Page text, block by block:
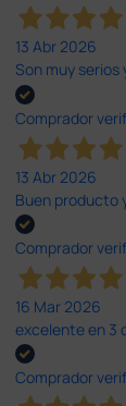
13 Abr 2026
Son muy serios
Comprador
13 Abr 2026
Buen producto
Comprador
16 Mar 2026
excelente en 3
Comprador